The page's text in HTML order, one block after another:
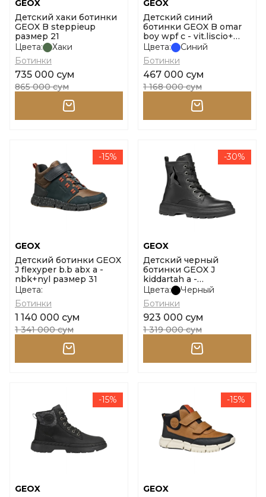
GEOX
Детский хаки ботинки
GEOX B steppieup
размер 21
Цвета:
Хаки
Ботинки
735 000 сум
865 000 сум
GEOX
Детский синий
ботинки GEOX B omar
boy wpf c - vit.liscio+
размер 24
Цвета:
Синий
Ботинки
467 000 сум
1 168 000 сум
-15%
GEOX
Детский ботинки GEOX
J flexyper b.b abx a -
nbk+nyl размер 31
Цвета:
Ботинки
1 140 000 сум
1 341 000 сум
-30%
GEOX
Детский черный
ботинки GEOX J
kiddartah a -
nappa+vernice размер
39
Цвета:
Черный
Ботинки
923 000 сум
1 319 000 сум
-15%
GEOX
-15%
GEOX